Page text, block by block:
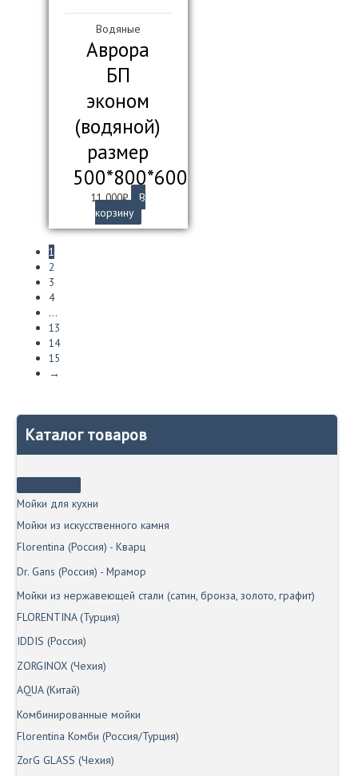
Каталог товаров
Мойки для кухни
Мойки из искусственного камня
Florentina (Россия) - Кварц
Dr. Gans (Россия) - Мрамор
Мойки из нержавеющей стали (сатин, бронза, золото, графит)
FLORENTINA (Турция)
IDDIS (Россия)
ZORGINOX (Чехия)
AQUA (Китай)
Комбинированные мойки
Florentina Комби (Россия/Турция)
ZorG GLASS (Чехия)
Водяные
Аврора
БП
эконом
(водяной)
размер
500*800*600
11 000₽
В
корзину
1
2
3
4
…
13
14
15
→